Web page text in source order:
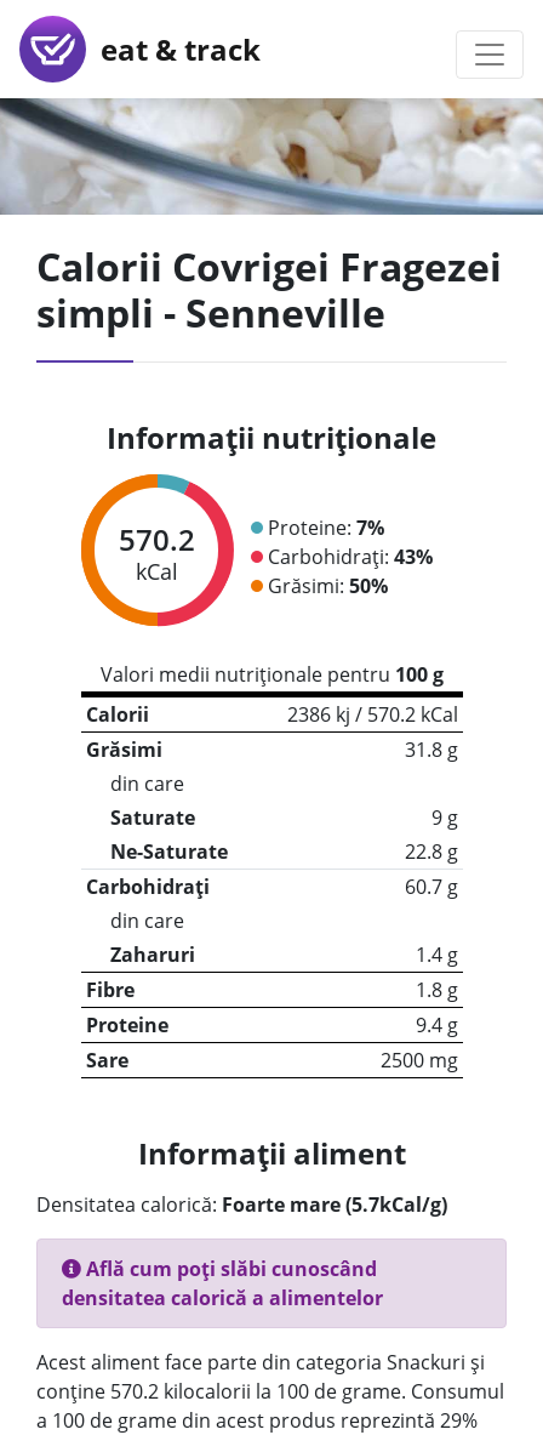
eat & track
Calorii Covrigei Fragezei
simpli - Senneville
Informații nutriționale
570.2
kCal
Proteine: 7%
Carbohidrați: 43%
Grăsimi: 50%
Valori medii nutriționale pentru 100 g
Calorii
2386 kj / 570.2 kCal
Grăsimi
31.8 g
din care
Saturate
9 g
Ne-Saturate
22.8 g
Carbohidrați
60.7 g
din care
Zaharuri
1.4 g
Fibre
1.8 g
Proteine
9.4 g
Sare
2500 mg
Informații aliment
Densitatea calorică: Foarte mare (5.7kCal/g)
Află cum poți slăbi cunoscând
densitatea calorică a alimentelor
Acest aliment face parte din categoria Snackuri și
conține 570.2 kilocalorii la 100 de grame. Consumul
a 100 de grame din acest produs reprezintă 29%